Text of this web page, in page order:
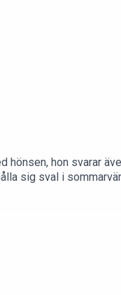
hon svarar
sig sval i